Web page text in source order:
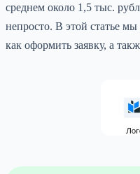
среднем около 1,5 тыс.
непросто. В этой статье мы
как оформить заявку, а